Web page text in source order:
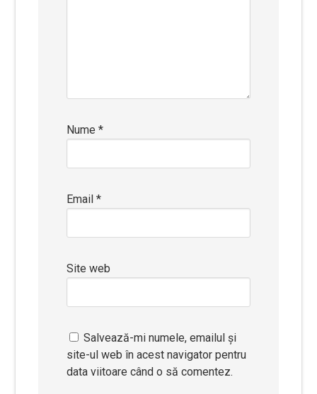
Nume*
Email*
Site web
Salvează-mi numele, emailul și
site-ul web în acest navigator pentru
data viitoare când o să comentez.